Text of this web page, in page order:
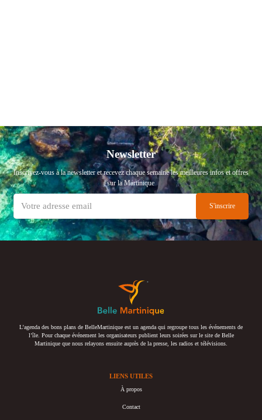
Newsletter
Inscrivez-vous à la newsletter et recevez chaque semaine les meilleures infos et offres
sur la Martinique
L’agenda des bons plans de BelleMartinique est un agenda qui regroupe tous les événements de
l’île. Pour chaque événement les organisateurs publient leurs soirées sur le site de Belle
Martinique que nous relayons ensuite auprès de la presse, les radios et télévisions.
LIENS UTILES
À propos
Contact